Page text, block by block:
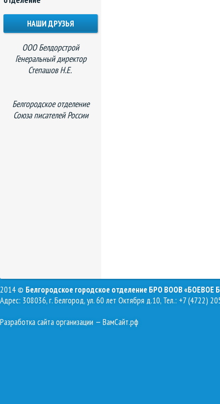
НАШИ ДРУЗЬЯ
ООО Белдорстрой
Генеральный директор
Степашов Н.Е.
Белгородское отделение
Союза писателей России
2014 © Белгородское городское отделение БРО ВООВ «БОЕВОЕ
Адрес: 308036, г. Белгород, ул. 60 лет Октября д.10, Тел.: +7 (4722)
Разработка сайта организации — ВамСайт.рф